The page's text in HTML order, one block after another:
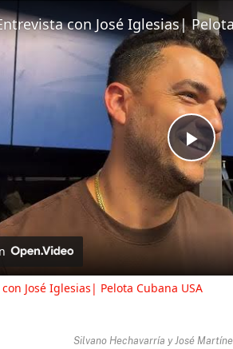
con José Iglesias|
José Iglesias| Pelota Cubana USA
Silvano Hechavarría y José